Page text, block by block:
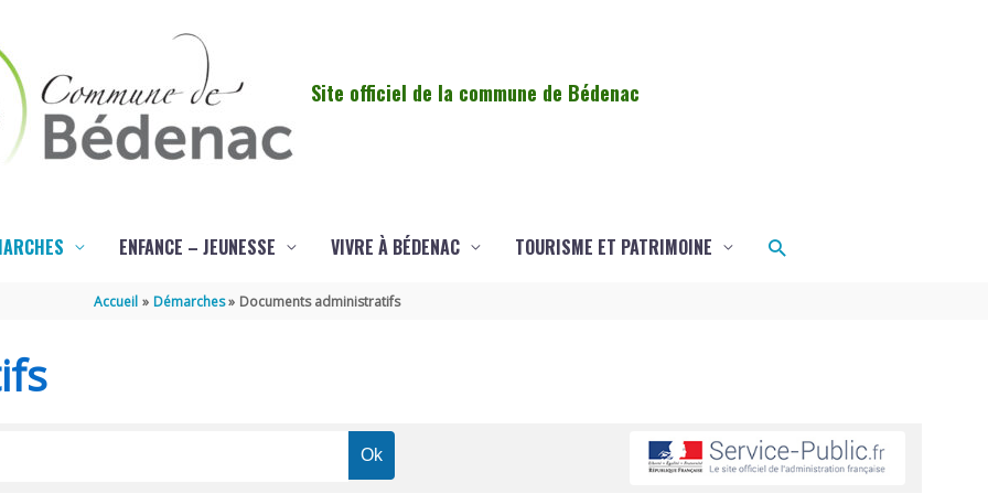
Site officiel de la commune de Bédenac
ENFANCE – JEUNESSE VIVRE À BÉDENAC TOURISME ET PATRIMOINE Rechercher
Accueil Démarches Documents administratifs